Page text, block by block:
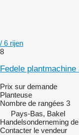
/ 6 rijen
8
Fedele
Prix sur demande
Planteuse
Nombre de rangées 3
Pays-Bas, Bakel
Handelsonderneming
Contacter le vendeur